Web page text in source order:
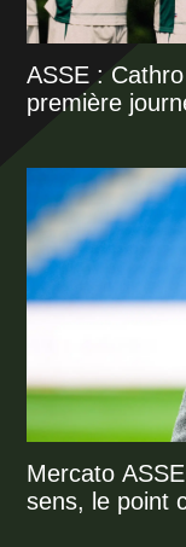
ASSE :
première
Mercato
sens, le point